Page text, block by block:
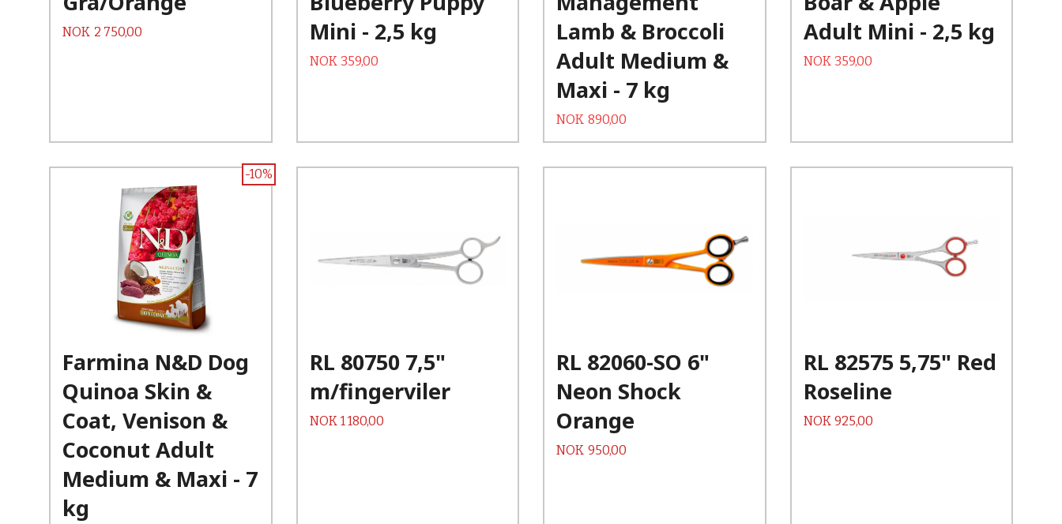
Pris
NOK 2 750,00
Mini - 2,5 kg
Tilbud
NOK 359,00
Lamb & Broccoli
Adult Medium &
Maxi - 7 kg
Tilbud
NOK 890,00Rabatt
Adult Mini - 2,5 kg
Tilbud
NOK 359,00
Farmina N&D Dog
Quinoa Skin &
Coat, Venison &
Coconut Adult
Medium & Maxi - 7
kg
-10%
Kjøp
Les mer
RL 80750 7,5"
m/fingerviler
Pris
NOK 1 180,00
Les mer
RL 82060-SO 6"
Neon Shock
Orange
Pris
NOK 950,00
Les mer
RL 82575 5,75" Red
Roseline
Pris
NOK 925,00
Les mer